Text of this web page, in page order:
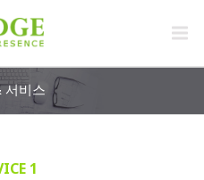
서비스
1